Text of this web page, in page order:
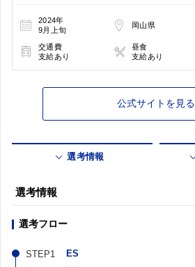
2024年
9月上旬
岡山県
交通費
支給あり
昼食
支給あり
公式サイトを見る
選考情報
選考情報
選考フロー
ES